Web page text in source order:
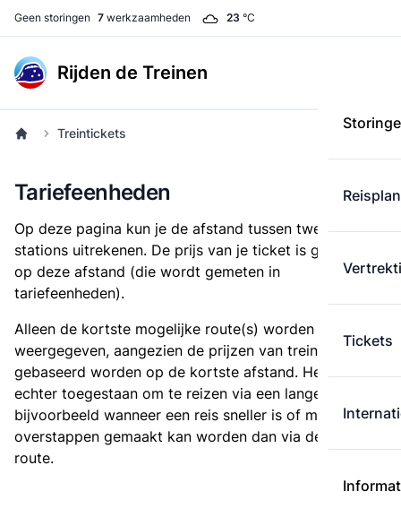
Geen storingen 7 werkzaamheden 23 °C
Rijden de Treinen
Tickets
Treintickets
Tariefeenheden
Op deze pagina kun je de afstand tussen twee
stations uitrekenen. De prijs van je ticket is gebaseerd
op deze afstand (die wordt gemeten in
tariefeenheden).
Alleen de kortste mogelijke route(s) worden
weergegeven, aangezien de prijzen van treintickets
gebaseerd worden op de kortste afstand. Het is
echter toegestaan om te reizen via een langere route,
bijvoorbeeld wanneer een reis sneller is of met minder
overstappen gemaakt kan worden dan via de kortste
route.